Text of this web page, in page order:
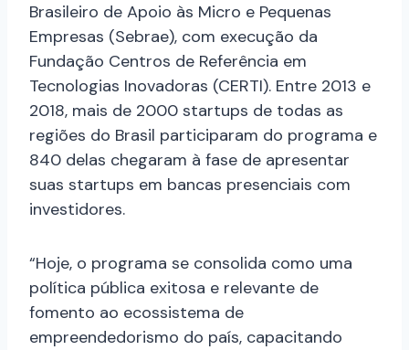
Brasileiro de Apoio às Micro e Pequenas
Empresas (Sebrae), com execução da
Fundação Centros de Referência em
Tecnologias Inovadoras (CERTI). Entre 2013 e
2018, mais de 2000 startups de todas as
regiões do Brasil participaram do programa e
840 delas chegaram à fase de apresentar
suas startups em bancas presenciais com
investidores.
“Hoje, o programa se consolida como uma
política pública exitosa e relevante de
fomento ao ecossistema de
empreendedorismo do país, capacitando